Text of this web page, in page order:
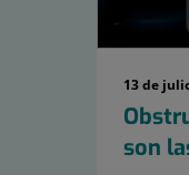
13 de
son